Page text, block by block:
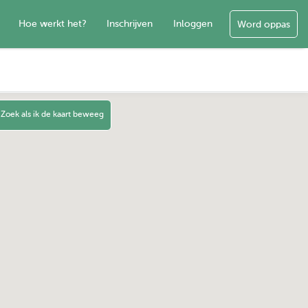
Hoe werkt het? Inschrijven Inloggen Word oppas
Zoek als ik de kaart beweeg